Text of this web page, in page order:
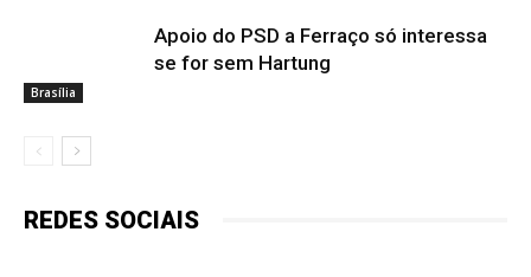
Brasília
Apoio do PSD a Ferraço só interessa
se for sem Hartung
REDES SOCIAIS